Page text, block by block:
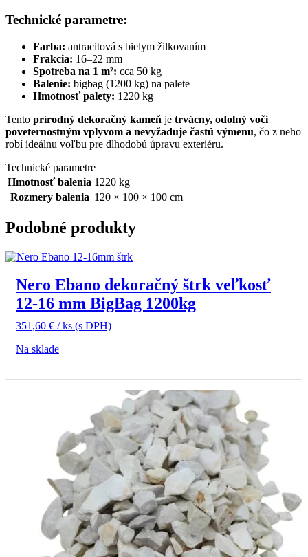
Technické parametre:
Farba: antracitová s bielym žilkovaním
Frakcia: 16–22 mm
Spotreba na 1 m²: cca 50 kg
Balenie: bigbag (1200 kg) na palete
Hmotnosť palety: 1220 kg
Tento prírodný dekoračný kameň je trvácny, odolný voči
poveternostným vplyvom a nevyžaduje častú výmenu, čo z neho
robí ideálnu voľbu pre dlhodobú úpravu exteriéru.
Technické parametre
Hmotnosť balenia 1220 kg
Rozmery balenia 120 × 100 × 100 cm
Podobné produkty
Nero Ebano dekoračný štrk veľkosť
12-16 mm BigBag 1200kg
351,60 € / ks (s DPH)
Na sklade